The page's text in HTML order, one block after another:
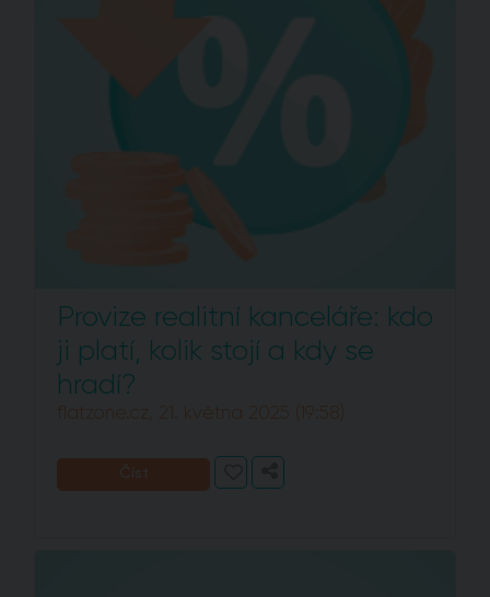
Provize realitní kanceláře: kdo
ji platí, kolik stojí a kdy se
hradí?
flatzone.cz, 21. května 2025 (19:58)
Číst